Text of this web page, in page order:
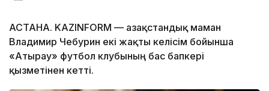
АСТАНА. KAZINFORM — Қазақстандық маман
Владимир Чебурин екі жақты келісім бойынша
«Атырау» футбол клубының бас бапкері
қызметінен кетті.